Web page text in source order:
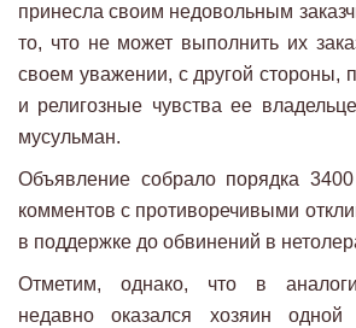
принесла своим недовольным
то, что не может выполнить их
своем уважении, с другой стороны,
и религозные чувства ее
мусульман.
Объявление собрало порядка
комментов с противоречивыми
в поддержке до обвинений в
Отметим, однако, что в
недавно оказался хозяин одной